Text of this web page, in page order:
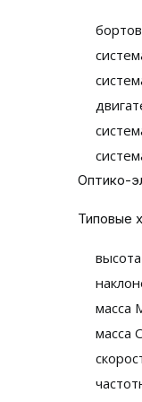
Оптико-
Типовые
масса
масса